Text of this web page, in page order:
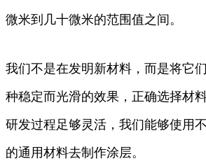
微米到几十微米的范围值之间。
我们不是在发明新材料，而是将它
种稳定而光滑的效果，正确选择材
研发过程足够灵活，我们能够使用
的通用材料去制作涂层。